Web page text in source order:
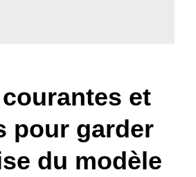
et
pour garder
du modèle